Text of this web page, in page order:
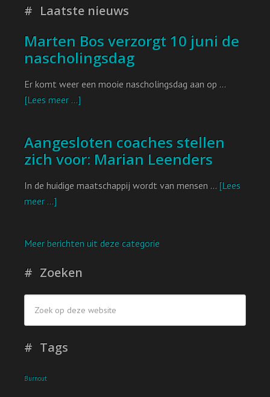
Laatste nieuws
Marten Bos verzorgt 10 juni de
nascholingsdag
Er komt weer een mooie nascholingsdag aan op …
[Lees meer ...]
Aangesloten coaches stellen
zich voor: Marian Leenders
In de huidige maatschappij wordt van mensen … [Lees
meer ...]
Meer berichten uit deze categorie
Zoeken
Tags
Burnout